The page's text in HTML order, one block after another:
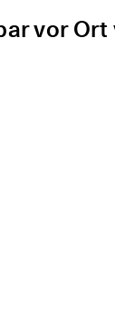
vor